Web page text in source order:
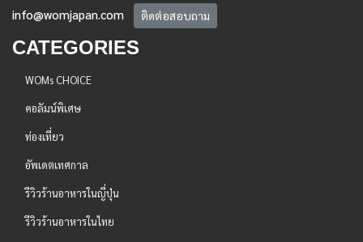
info@womjapan.com
ติดต่อสอบถาม
CATEGORIES
WOMs CHOICE
คอลัมน์พิเศษ
ท่องเที่ยว
อัพเดตเทศกาล
รีวิวร้านอาหารในญี่ปุ่น
รีวิวร้านอาหารในไทย